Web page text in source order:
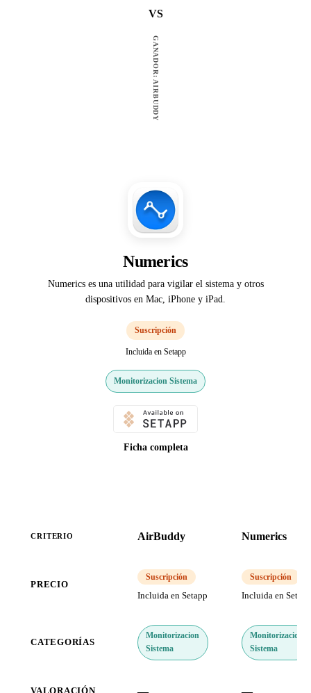
VS
GANADOR: AIRBUDDY
Numerics
Numerics es una utilidad para vigilar el sistema y otros
dispositivos en Mac, iPhone y iPad.
Suscripción
Incluida en Setapp
Monitorizacion Sistema
Ficha completa
CRITERIO AirBuddy Numerics
PRECIO
Suscripción
Incluida en Setapp
Suscripción
Incluida en Setapp
CATEGORÍAS
Monitorizacion
Sistema
Monitorizacion
Sistema
VALORACIÓN